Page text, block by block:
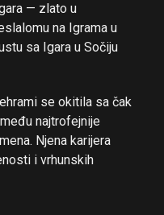
— zlato u
na Igrama u
sa Igara u Sočiju
se okitila sa čak
najtrofejnije
Njena karijera
i vrhunskih